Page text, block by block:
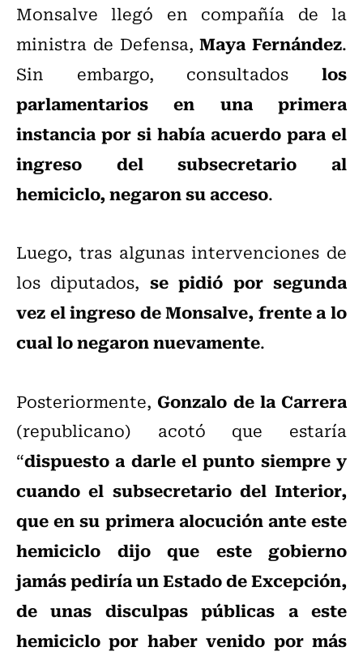
Monsalve llegó en compañía de la
ministra de Defensa,Maya Fernández.
Sin embargo, consultados los
parlamentarios en una primera
instancia por si había acuerdo para el
ingreso del subsecretario al
hemiciclo, negaron su acceso.
Luego, tras algunas intervenciones de
los diputados, se pidió por segunda
vez el ingreso de Monsalve, frente a lo
cual lo negaron nuevamente.
Posteriormente,Gonzalo de la Carrera
(republicano) acotó que estaría
“dispuesto a darle el punto siempre y
cuando el subsecretario del Interior,
que en su primera alocución ante este
hemiciclo dijo que este gobierno
jamás pediría un Estado de Excepción,
de unas disculpas públicas a este
hemiciclo por haber venido por más